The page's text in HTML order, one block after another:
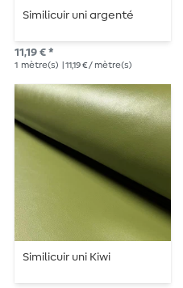
Similicuir uni argenté
11,19 € *
1 mètre(s) | 11,19 € / mètre(s)
Similicuir uni Kiwi